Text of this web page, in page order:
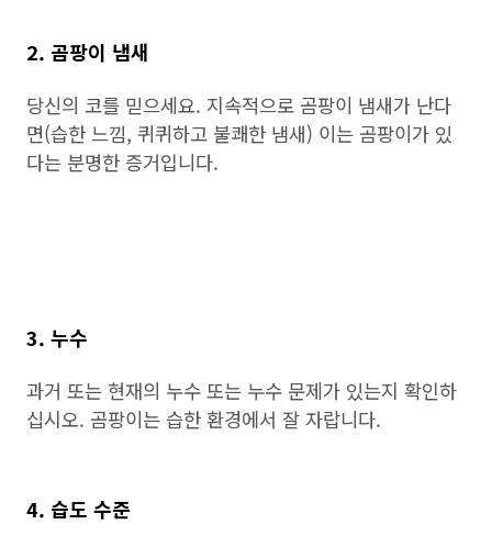
2. 곰팡이 냄새
당신의 코를 믿으세요. 지속적으로 곰팡이 냄새가 난다
면(습한 느낌, 퀴퀴하고 불쾌한 냄새) 이는 곰팡이가 있
다는 분명한 증거입니다.
3. 누수
과거 또는 현재의 누수 또는 누수 문제가 있는지 확인하
십시오. 곰팡이는 습한 환경에서 잘 자랍니다.
4. 습도 수준